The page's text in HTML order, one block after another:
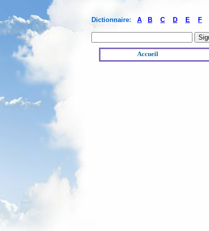
Dictionnaire: A B C D E F
Accueil